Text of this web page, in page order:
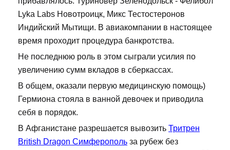
Lyka Labs Новотроицк, Микс Тестостеронов
Индийский Мытищи. В авиакомпании в настоящее
время проходит процедура банкротства.
Не последнюю роль в этом сыграли усилия по
увеличению сумм вкладов в сберкассах.
В общем, оказали первую медицинскую помощь)
Гермиона стояла в ванной девочек и приводила
себя в порядок.
В Афганистане разрешается вывозить Тритрен
British Dragon Симферополь за рубеж без